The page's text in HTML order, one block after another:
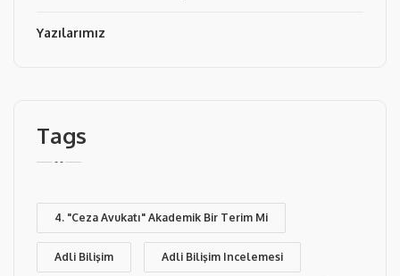
Yazılarımız
Tags
4. "Ceza Avukatı" Akademik Bir Terim Mi
Adli Bilişim Adli Bilişim Incelemesi